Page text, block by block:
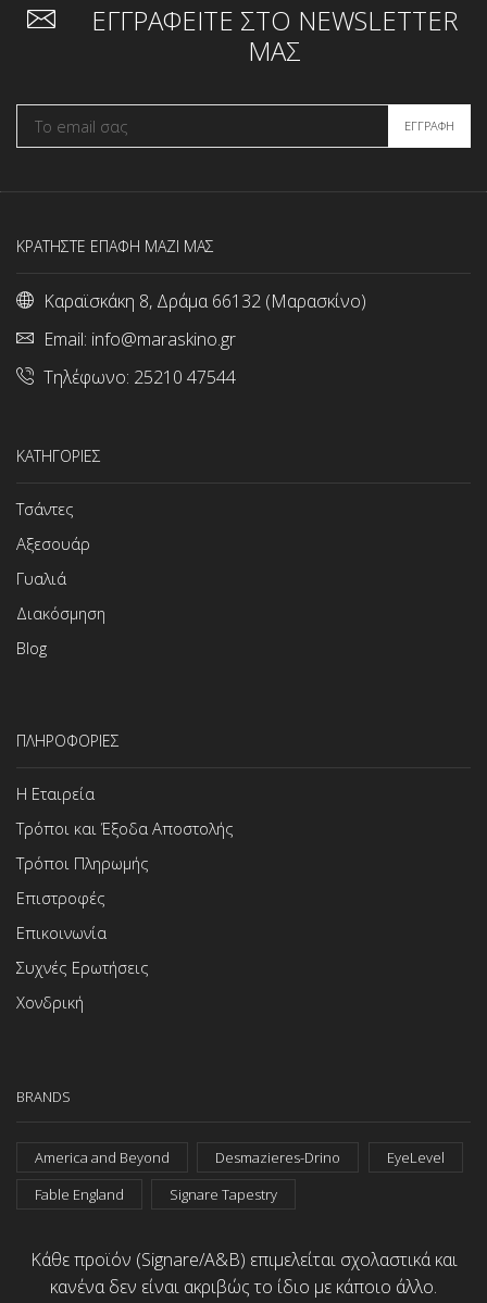
ΕΓΓΡΑΦΕΙΤΕ ΣΤΟ NEWSLETTER
ΜΑΣ
ΚΡΑΤΗΣΤΕ ΕΠΑΦΗ ΜΑΖΙ ΜΑΣ
Καραϊσκάκη 8, Δράμα 66132 (Μαρασκίνο)
Email: info@maraskino.gr
Τηλέφωνο: 25210 47544
ΚΑΤΗΓΟΡΙΕΣ
Τσάντες
Αξεσουάρ
Γυαλιά
Διακόσμηση
Blog
ΠΛΗΡΟΦΟΡΙΕΣ
Η Εταιρεία
Τρόποι και Έξοδα Αποστολής
Τρόποι Πληρωμής
Επιστροφές
Επικοινωνία
Συχνές Ερωτήσεις
Χονδρική
BRANDS
America and Beyond Desmazieres-Drino
EyeLevel
Fable England
Signare Tapestry
Κάθε προϊόν (Signare/A&B) επιμελείται σχολαστικά και
κανένα δεν είναι ακριβώς το ίδιο με κάποιο άλλο.